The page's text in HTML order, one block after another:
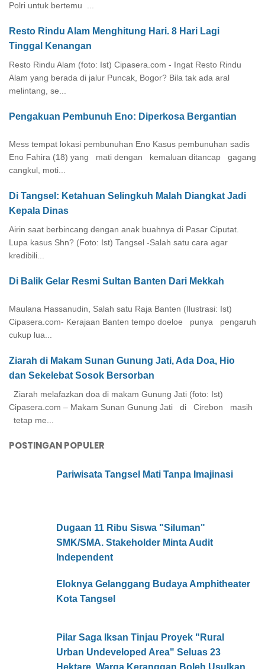
Polri untuk bertemu ...
Resto Rindu Alam Menghitung Hari. 8 Hari Lagi
Tinggal Kenangan
Resto Rindu Alam (foto: Ist) Cipasera.com - Ingat Resto Rindu
Alam yang berada di jalur Puncak, Bogor? Bila tak ada aral
melintang, se...
Pengakuan Pembunuh Eno: Diperkosa Bergantian
Mess tempat lokasi pembunuhan Eno Kasus pembunuhan sadis
Eno Fahira (18) yang mati dengan kemaluan ditancap gagang
cangkul, moti...
Di Tangsel: Ketahuan Selingkuh Malah Diangkat Jadi
Kepala Dinas
Airin saat berbincang dengan anak buahnya di Pasar Ciputat.
Lupa kasus Shn? (Foto: Ist) Tangsel -Salah satu cara agar
kredibili...
Di Balik Gelar Resmi Sultan Banten Dari Mekkah
Maulana Hassanudin, Salah satu Raja Banten (Ilustrasi: Ist)
Cipasera.com- Kerajaan Banten tempo doeloe punya pengaruh
cukup lua...
Ziarah di Makam Sunan Gunung Jati, Ada Doa, Hio
dan Sekelebat Sosok Bersorban
Ziarah melafazkan doa di makam Gunung Jati (foto: Ist)
Cipasera.com – Makam Sunan Gunung Jati di Cirebon masih
tetap me...
POSTINGAN POPULER
Pariwisata Tangsel Mati Tanpa Imajinasi
Dugaan 11 Ribu Siswa "Siluman"
SMK/SMA. Stakeholder Minta Audit
Independent
Eloknya Gelanggang Budaya Amphitheater
Kota Tangsel
Pilar Saga Iksan Tinjau Proyek "Rural
Urban Undeveloped Area" Seluas 23
Hektare. Warga Keranggan Boleh Usulkan